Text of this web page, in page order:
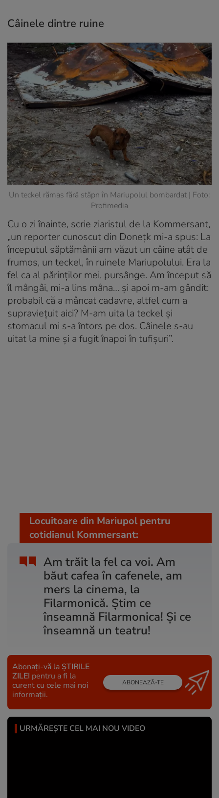
Câinele dintre ruine
Un teckel rămas fără stăpn în Mariupolul bombardat | Foto:
Profimedia
Cu o zi înainte, scrie ziaristul de la Kommersant,
„un reporter cunoscut din Donețk mi-a spus: La
începutul săptămânii am văzut un câine atât de
frumos, un teckel, în ruinele Mariupolului. Era la
fel ca al părinților mei, pursânge. Am început să
îl mângâi, mi-a lins mâna… și apoi m-am gândit:
probabil că a mâncat cadavre, altfel cum a
supraviețuit aici? M-am uita la teckel și
stomacul mi s-a întors pe dos. Câinele s-au
uitat la mine și a fugit înapoi în tufișuri”.
Am trăit la fel ca voi. Am
băut cafea în cafenele, am
mers la cinema, la
Filarmonică. Știm ce
înseamnă Filarmonica! Și ce
înseamnă un teatru!
Locuitoare din Mariupol pentru
cotidianul Kommersant:
Abonați-vă la ȘTIRILE
ZILEI pentru a fi la
curent cu cele mai noi
informații.
ABONEAZĂ-TE
URMĂREȘTE CEL MAI NOU VIDEO